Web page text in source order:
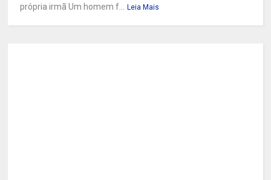
própria irmã Um homem f... Leia Mais